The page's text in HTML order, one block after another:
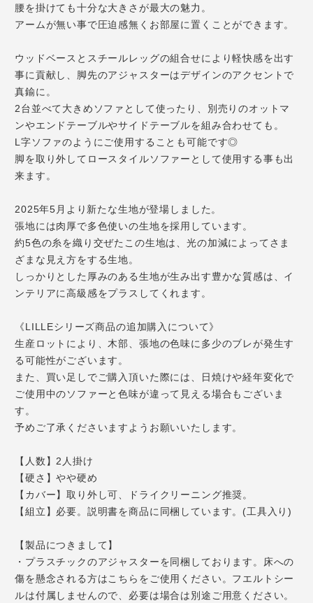
腰を掛けても十分な大きさが最大の魅力。
アームが無い事で圧迫感無くお部屋に置くことができます。
ウッドベースとスチールレッグの組合せにより軽快感を出す
事に貢献し、脚先のアジャスターはデザインのアクセントで
真鍮に。
2台並べて大きめソファとして使ったり、別売りのオットマ
ンやエンドテーブルやサイドテーブルを組み合わせても。
L字ソファのようにご使用することも可能です◎
脚を取り外してロースタイルソファーとして使用する事も出
来ます。
2025年5月より新たな生地が登場しました。
張地には肉厚で多色使いの生地を採用しています。
約5色の糸を織り交ぜたこの生地は、光の加減によってさま
ざまな見え方をする生地。
しっかりとした厚みのある生地が生み出す豊かな質感は、イ
ンテリアに高級感をプラスしてくれます。
《LILLEシリーズ商品の追加購入について》
生産ロットにより、木部、張地の色味に多少のブレが発生す
る可能性がございます。
また、買い足しでご購入頂いた際には、日焼けや経年変化で
ご使用中のソファーと色味が違って見える場合もございま
す。
予めご了承くださいますようお願いいたします。
【人数】2人掛け
【硬さ】やや硬め
【カバー】取り外し可、ドライクリーニング推奨。
【組立】必要。説明書を商品に同梱しています。(工具入り)
【製品につきまして】
・プラスチックのアジャスターを同梱しております。床への
傷を懸念される方はこちらをご使用ください。フエルトシー
ルは付属しませんので、必要は場合は別途ご用意ください。